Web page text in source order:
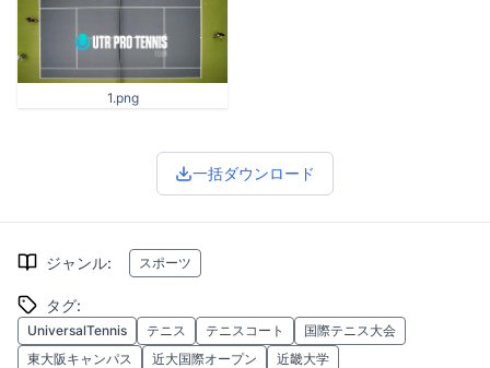
1.png
一括ダウンロード
ジャンル: スポーツ
タグ:
UniversalTennis テニス テニスコート
国際テニス大会
東大阪キャンパス
近大国際オープン 近畿大学